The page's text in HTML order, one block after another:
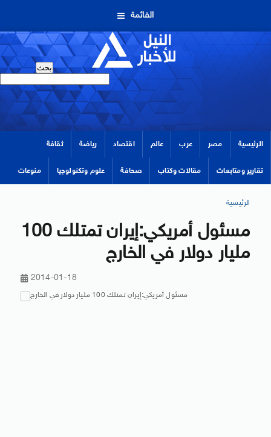
القائمة
الرئيسية مصر عرب عالم اقتصاد رياضة ثقافة
تقارير ومتابعات مقالات وكتاب صحافة علوم وتكنولوجيا منوعات
الرئيسية
مسئول أمريكي:إيران تمتلك 100
مليار دولار في الخارج
2014-01-18